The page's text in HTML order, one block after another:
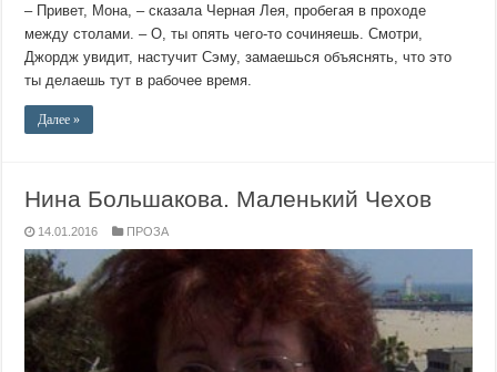
– Привет, Мона, – сказала Черная Лея, пробегая в проходе
между столами. – О, ты опять чего-то сочиняешь. Смотри,
Джордж увидит, настучит Сэму, замаешься объяснять, что это
ты делаешь тут в рабочее время.
Далее »
Нина Большакова. Маленький Чехов
14.01.2016 ПРОЗА